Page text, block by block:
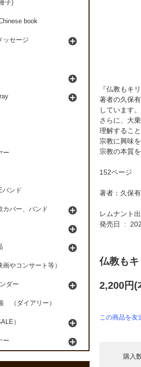
『仏教もキ
著者の久保
しています。
さらに、大
理解するこ
宗教に興味
宗教の本質
152ページ
著者：久保
レムナント
発売日
仏教も
2,200円(
この商品を友
購入
子)
book
ッセージ
ー
バンド
カバー、バンド
やコンサート等）
ダー
（ダイアリー）
）
ー